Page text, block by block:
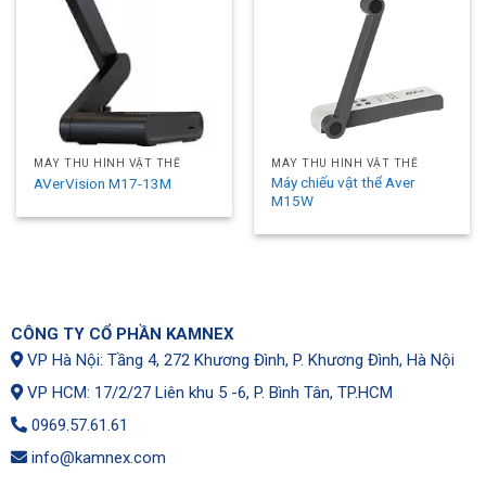
MÁY THU HÌNH VẬT THỂ
AVerVision M17-13M
MÁY THU HÌNH VẬT THỂ
Máy chiếu vật thể Aver
M15W
CÔNG TY CỔ PHẦN KAMNEX
VP Hà Nội: Tầng 4, 272 Khương Đình, P. Khương Đình, Hà Nội
VP HCM: 17/2/27 Liên khu 5 -6, P. Bình Tân, TP.HCM
0969.57.61.61
info@kamnex.com